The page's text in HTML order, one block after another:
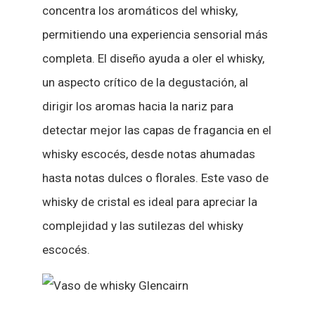
concentra los aromáticos del whisky,
permitiendo una experiencia sensorial más
completa. El diseño ayuda a oler el whisky,
un aspecto crítico de la degustación, al
dirigir los aromas hacia la nariz para
detectar mejor las capas de fragancia en el
whisky escocés, desde notas ahumadas
hasta notas dulces o florales. Este vaso de
whisky de cristal es ideal para apreciar la
complejidad y las sutilezas del whisky
escocés.